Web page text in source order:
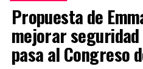
Propuesta de
mejorar
pasa al Congreso